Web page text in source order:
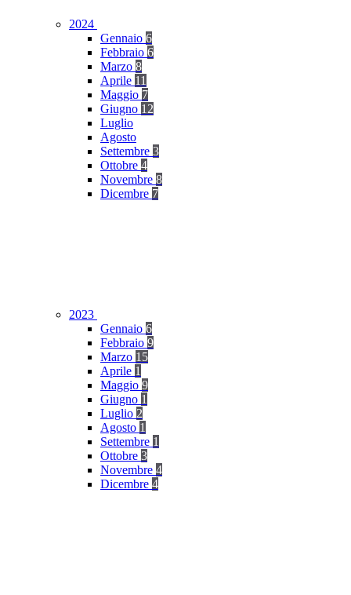
2024
Gennaio 6
Febbraio 6
Marzo 8
Aprile 11
Maggio 7
Giugno 12
Luglio
Agosto
Settembre 3
Ottobre 4
Novembre 8
Dicembre 7
2023
Gennaio 6
Febbraio 9
Marzo 15
Aprile 1
Maggio 9
Giugno 1
Luglio 2
Agosto 1
Settembre 1
Ottobre 3
Novembre 4
Dicembre 4